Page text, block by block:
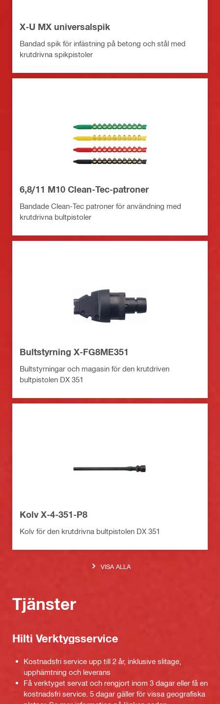
X-U MX universalspik
Bandad spik för infästning på betong och stål med
krutdrivna spikpistoler
6,8/11 M10 Clean-Tec-patroner
Bandade Clean-Tec patroner för användning med
krutdrivna bultpistoler
Bultstyrning X-FG8ME351
Bultstyrningar och magasin för den krutdriven
bultpistolen DX 351
Kolv X-4-351-P8
Kolv för den krutdrivna bultpistolen DX 351
VISA ALLA
Tjänster
Hilti Verktygsservice
Kostnadsfri service upp till 2 år, inklusive slitage,
upphämtning och leverans
Få verktyget servat och rengjort inom 3 dagar eller få en
kostnadsfri service. 5 dagar gäller för vissa geografiska